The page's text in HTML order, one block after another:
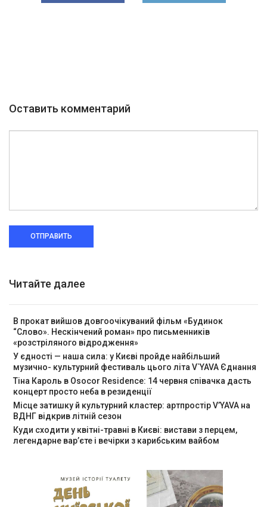
Оставить комментарий
ОТПРАВИТЬ
Читайте далее
В прокат вийшов довгоочікуваний фільм «Будинок
“Слово». Нескінчений роман» про письменників
«розстріляного відродження»
У єдності — наша сила: у Києві пройде найбільший
музично- культурний фестиваль цього літа V`YAVA Єднання
Тіна Кароль в Osocor Residence: 14 червня співачка дасть
концерт просто неба в резиденції
Місце затишку й культурний кластер: артпростір V’YAVA на
ВДНГ відкрив літній сезон
Куди сходити у квітні-травні в Києві: вистави з перцем,
легендарне вар’єте і вечірки з карибським вайбом